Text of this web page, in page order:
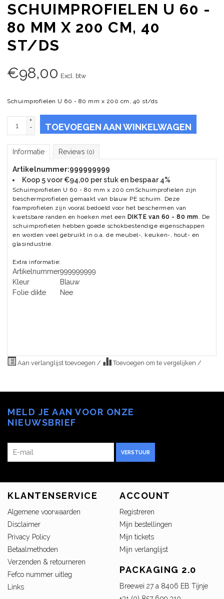
SCHUIMPROFIELEN U 60 -
80 MM X 200 CM, 40
ST/DS
€98,00 Excl. btw
Schuimprofielen U 60 - 80 mm x 200 cm, 40 st/ds
+
-
TOEVOEGEN AAN WINKELWAGEN
Informatie Reviews (0)
Artikelnummer:999999999
Koop 5 voor €94,00 per stuk en bespaar 4%
Schuimprofielen U 60 - 80 mm x 200 cmSchuimprofielen zijn
beschermprofielen gemaakt van blauw PE schuim. Deze
foamprofielen zijn vooral bedoeld voor het beschermen van
kwetsbare randen en hoeken met een DIKTE van 60 - 80 mm . De
schuimprofielen hebben goede schokbestendige eigenschappen
en worden veel gebruikt in o.a. de meubel-, keuken-, hout- en
glasindustrie.
Extra informatie:
Artikelnummer999999999
Kleur
Blauw
Folie dikte
Nee
Aan verlanglijst toevoegen / Toevoegen om te vergelijken /
MELD JE AAN VOOR ONZE
NIEUWSBRIEF
VERSTUUR
KLANTENSERVICE
Algemene voorwaarden
Disclaimer
Privacy Policy
Betaalmethoden
Verzenden & retourneren
Fefco nummer uitleg
Links
ACCOUNT
Registreren
Mijn bestellingen
Mijn tickets
Mijn verlanglijst
PACKAGING 2.0
Breewei 27 a 8406 EB Tijnje